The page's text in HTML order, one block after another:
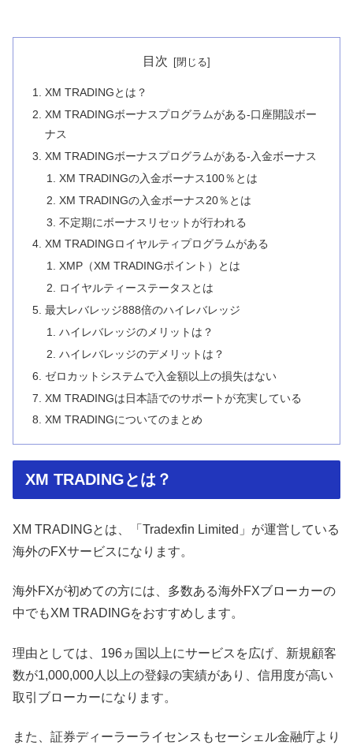
目次
XM TRADINGとは？
XM TRADINGボーナスプログラムがある-口座開設ボー
ナス
XM TRADINGボーナスプログラムがある-入金ボーナス
XM TRADINGの入金ボーナス100％とは
XM TRADINGの入金ボーナス20％とは
不定期にボーナスリセットが行われる
XM TRADINGロイヤルティプログラムがある
XMP（XM TRADINGポイント）とは
ロイヤルティーステータスとは
最大レバレッジ888倍のハイレバレッジ
ハイレバレッジのメリットは？
ハイレバレッジのデメリットは？
ゼロカットシステムで入金額以上の損失はない
XM TRADINGは日本語でのサポートが充実している
XM TRADINGについてのまとめ
XM TRADINGとは？
XM TRADINGとは、「Tradexfin Limited」が運営している
海外のFXサービスになります。
海外FXが初めての方には、多数ある海外FXブローカーの
中でもXM TRADINGをおすすめします。
理由としては、196ヵ国以上にサービスを広げ、新規顧客
数が1,000,000人以上の登録の実績があり、信用度が高い
取引ブローカーになります。
また、証券ディーラーライセンスもセーシェル金融庁より